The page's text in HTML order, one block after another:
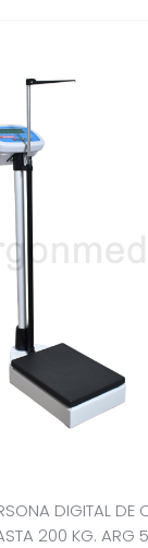
DIGITAL DE
200 KG. ARG